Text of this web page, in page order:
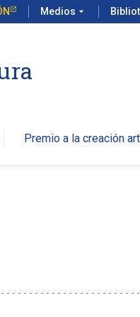
Medios arrow_drop_down
Premio a la creación